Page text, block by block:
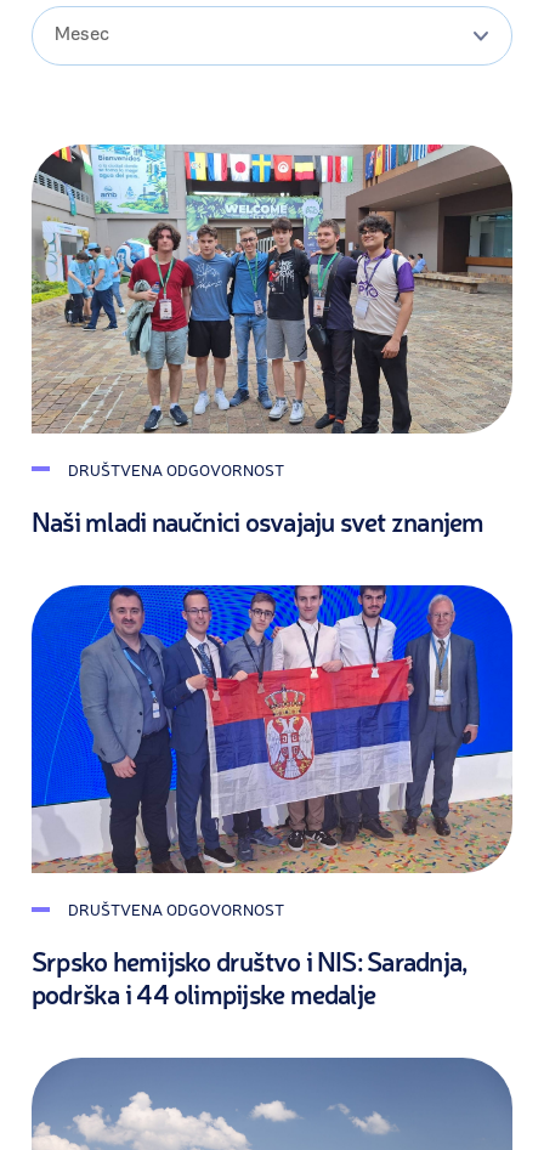
Mesec
DRUŠTVENA ODGOVORNOST
Naši mladi naučnici osvajaju svet znanjem
DRUŠTVENA ODGOVORNOST
Srpsko hemijsko društvo i NIS: Saradnja,
podrška i 44 olimpijske medalje